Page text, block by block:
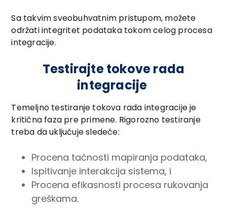
Sa takvim sveobuhvatnim pristupom, možete
održati integritet podataka tokom celog procesa
integracije.
Testirajte tokove rada
integracije
Temeljno testiranje tokova rada integracije je
kritična faza pre primene. Rigorozno testiranje
treba da uključuje sledeće:
Procena tačnosti mapiranja podataka,
Ispitivanje interakcija sistema, i
Procena efikasnosti procesa rukovanja
greškama.